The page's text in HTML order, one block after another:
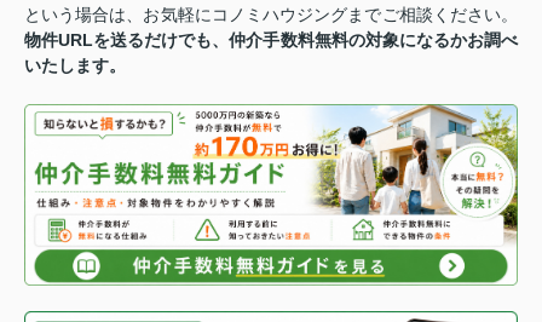
という場合は、お気軽にコノミハウジングまでご相談ください。
物件URLを送るだけでも、仲介手数料無料の対象になるかお調べ
いたします。